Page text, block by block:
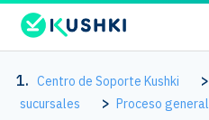
Centro de Soporte Kushki
sucursales
Proceso general